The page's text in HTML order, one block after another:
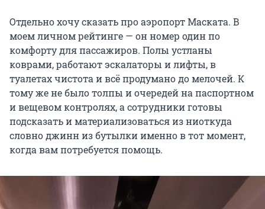
Отдельно хочу сказать про аэропорт Маската. В
моем личном рейтинге — он номер один по
комфорту для пассажиров. Полы устланы
коврами, работают эскалаторы и лифты, в
туалетах чистота и всё продумано до мелочей. К
тому же не было толпы и очередей на паспортном
и вещевом контролях, а сотрудники готовы
подсказать и материализоваться из ниоткуда
словно джинн из бутылки именно в тот момент,
когда вам потребуется помощь.